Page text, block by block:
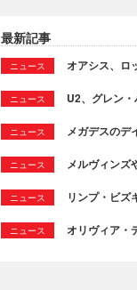
最新記事
ニュース オアシス、ロ
ニュース U2、グレン
ニュース メガデスの
ニュース メルヴィンズ
ニュース リンプ・ビズ
ニュース オリヴィア・